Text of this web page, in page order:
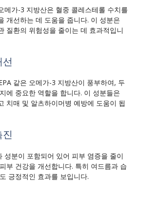
메가-3 지방산은 혈중 콜레스테롤 수치를
개선하는 데 도움을 줍니다. 이 성분은
질환의 위험성을 줄이는 데 효과적입니
같은 오메가-3 지방산이 풍부하여, 두
에 중요한 역할을 합니다. 이 성분들은
치매 및 알츠하이머병 예방에 도움이 됩
성분이 포함되어 있어 피부 염증을 줄이
부 건강을 개선합니다. 특히 여드름과 습
긍정적인 효과를 보입니다.